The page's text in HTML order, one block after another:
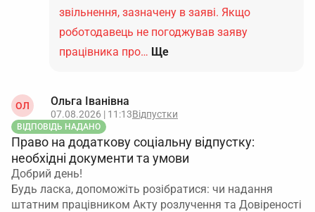
звільнення, зазначену в заяві. Якщо
роботодавець не погоджував заяву
працівника про… Ще
ОЛ Ольга Іванівна
07.08.2026 | 11:13Відпустки
ВІДПОВІДЬ НАДАНО
Право на додаткову соціальну відпустку:
необхідні документи та умови
Добрий день!
Будь ласка, допоможіть розібратися: чи надання
штатним працівником Акту розлучення та Довіреності